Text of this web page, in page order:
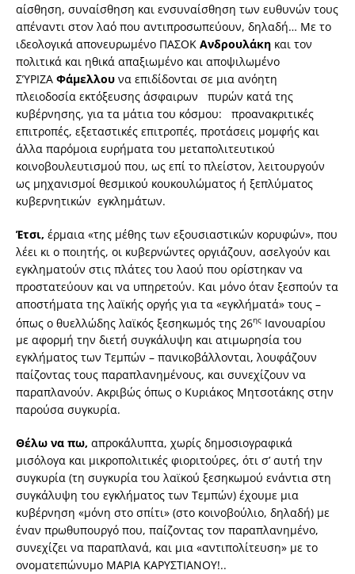
αίσθηση, συναίσθηση και ενσυναίσθηση των ευθυνών τους
απέναντι στον λαό που αντιπροσωπεύουν, δηλαδή… Με το
ιδεολογικά απονευρωμένο ΠΑΣΟΚ Ανδρουλάκη και τον
πολιτικά και ηθικά απαξιωμένο και αποψιλωμένο
ΣΎΡΙΖΑ Φάμελλου να επιδίδονται σε μια ανόητη
πλειοδοσία εκτόξευσης άσφαιρων πυρών κατά της
κυβέρνησης, για τα μάτια του κόσμου: προανακριτικές
επιτροπές, εξεταστικές επιτροπές, προτάσεις μομφής και
άλλα παρόμοια ευρήματα του μεταπολιτευτικού
κοινοβουλευτισμού που, ως επί το πλείστον, λειτουργούν
ως μηχανισμοί θεσμικού κουκουλώματος ή ξεπλύματος
κυβερνητικών εγκλημάτων.
Έτσι, έρμαια «της μέθης των εξουσιαστικών κορυφών», που
λέει κι ο ποιητής, οι κυβερνώντες οργιάζουν, ασελγούν και
εγκληματούν στις πλάτες του λαού που ορίστηκαν να
προστατεύουν και να υπηρετούν. Και μόνο όταν ξεσπούν τα
αποστήματα της λαϊκής οργής για τα «εγκλήματά» τους –
όπως ο θυελλώδης λαϊκός ξεσηκωμός της 26ης Ιανουαρίου
με αφορμή την διετή συγκάλυψη και ατιμωρησία του
εγκλήματος των Τεμπών – πανικοβάλλονται, λουφάζουν
παίζοντας τους παραπλανημένους, και συνεχίζουν να
παραπλανούν. Ακριβώς όπως ο Κυριάκος Μητσοτάκης στην
παρούσα συγκυρία.
Θέλω να πω, απροκάλυπτα, χωρίς δημοσιογραφικά
μισόλογα και μικροπολιτικές φιοριτούρες, ότι σ’ αυτή την
συγκυρία (τη συγκυρία του λαϊκού ξεσηκωμού ενάντια στη
συγκάλυψη του εγκλήματος των Τεμπών) έχουμε μια
κυβέρνηση «μόνη στο σπίτι» (στο κοινοβούλιο, δηλαδή) με
έναν πρωθυπουργό που, παίζοντας τον παραπλανημένο,
συνεχίζει να παραπλανά, και μια «αντιπολίτευση» με το
ονοματεπώνυμο ΜΑΡΙΑ ΚΑΡΥΣΤΙΑΝΟΥ!..